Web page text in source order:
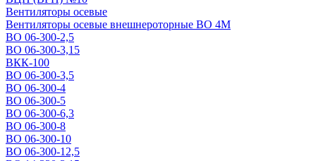
Вентиляторы осевые
Вентиляторы осевые внешнероторные ВО 4М
ВО 06-300-2,5
ВО 06-300-3,15
ВКК-100
ВО 06-300-3,5
ВО 06-300-4
ВО 06-300-5
ВО 06-300-6,3
ВО 06-300-8
ВО 06-300-10
ВО 06-300-12,5